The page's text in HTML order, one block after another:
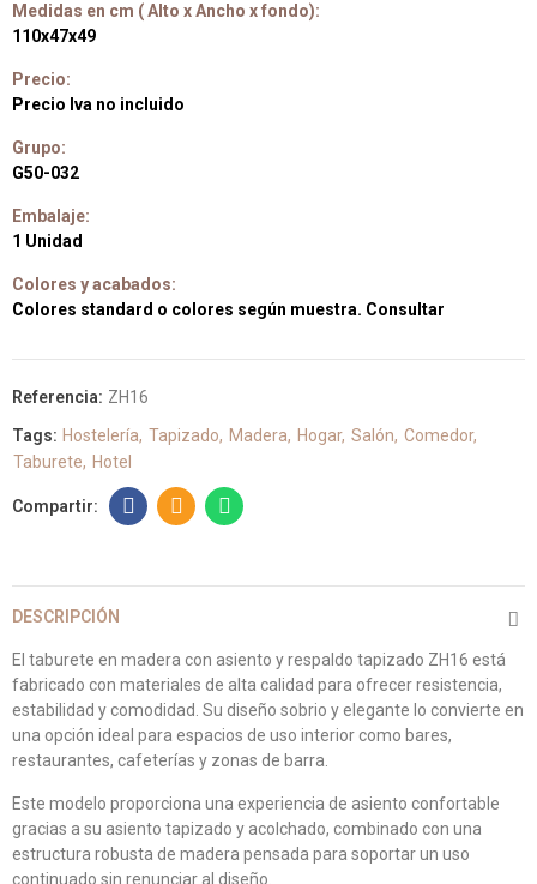
Medidas en cm ( Alto x Ancho x fondo):
110x47x49
Precio:
Precio Iva no incluido
Grupo:
G50-032
Embalaje:
1 Unidad
Colores y acabados:
Colores standard o colores según muestra. Consultar
Referencia: ZH16
Tags: Hostelería Tapizado Madera Hogar Salón Comedor
Taburete
Hotel
DESCRIPCIÓN
El taburete en madera con asiento y respaldo tapizado ZH16 está
fabricado con materiales de alta calidad para ofrecer resistencia,
estabilidad y comodidad. Su diseño sobrio y elegante lo convierte en
una opción ideal para espacios de uso interior como bares,
restaurantes, cafeterías y zonas de barra.
Este modelo proporciona una experiencia de asiento confortable
gracias a su asiento tapizado y acolchado, combinado con una
estructura robusta de madera pensada para soportar un uso
continuado sin renunciar al diseño.